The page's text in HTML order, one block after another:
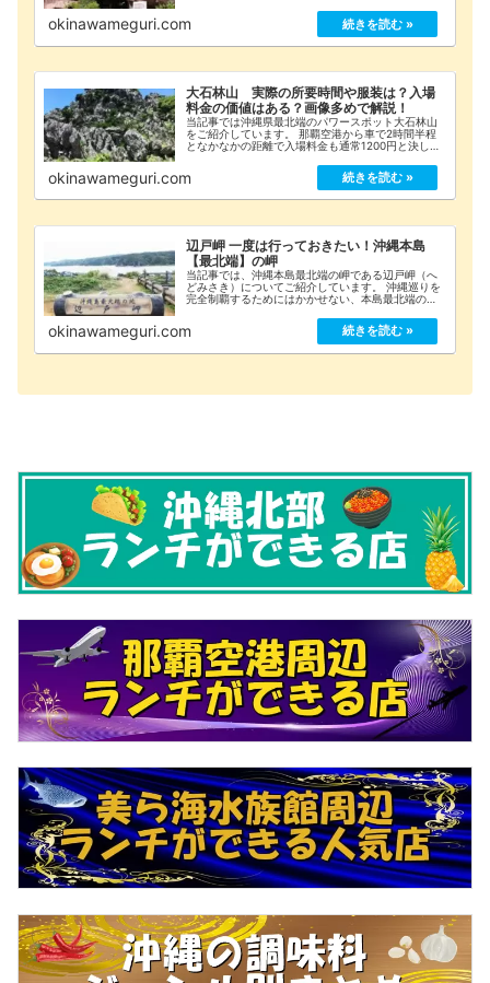
ができる”鳥好き”には特におすすめのテーマパーク
です
okinawameguri.com
大石林山 実際の所要時間や服装は？入場
料金の価値はある？画像多めで解説！
当記事では沖縄県最北端のパワースポット大石林山
をご紹介しています。 那覇空港から車で2時間半程
となかなかの距離で入場料金も通常1200円と決して
ょうか？ 2018年5月に実際に行ってきた感想、施設
情報などを画像を交えてご紹介します！
okinawameguri.com
辺戸岬 一度は行っておきたい！沖縄本島
【最北端】の岬
当記事では、沖縄本島最北端の岬である辺戸岬（へ
どみさき）についてご紹介しています。 沖縄巡りを
完全制覇するためにはかかせない、本島最北端のダ
okinawameguri.com